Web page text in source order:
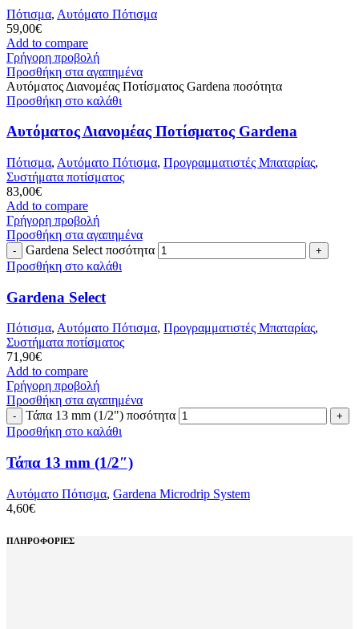
Πότισμα, Αυτόματο Πότισμα
59,00€
Add to compare
Γρήγορη προβολή
Προσθήκη στα αγαπημένα
Αυτόματος Διανομέας Ποτίσματος Gardena ποσότητα
Προσθήκη στο καλάθι
Αυτόματος Διανομέας Ποτίσματος Gardena
Πότισμα, Αυτόματο Πότισμα, Προγραμματιστές Μπαταρίας,
Συστήματα ποτίσματος
83,00€
Add to compare
Γρήγορη προβολή
Προσθήκη στα αγαπημένα
Gardena Select ποσότητα
Προσθήκη στο καλάθι
Gardena Select
Πότισμα, Αυτόματο Πότισμα, Προγραμματιστές Μπαταρίας,
Συστήματα ποτίσματος
71,90€
Add to compare
Γρήγορη προβολή
Προσθήκη στα αγαπημένα
Τάπα 13 mm (1/2") ποσότητα
Προσθήκη στο καλάθι
Τάπα 13 mm (1/2″)
Αυτόματο Πότισμα, Gardena Microdrip System
4,60€
ΠΛΗΡΟΦΟΡΙΕΣ